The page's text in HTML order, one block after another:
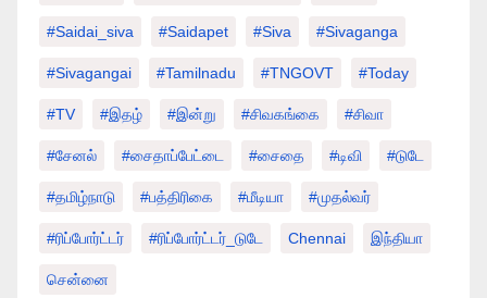
#saidai_siva #saidapet #Siva #Sivaganga
#sivagangai #tamilnadu #TNGOVT #today
#TV #இதழ் #இன்று #சிவகங்கை #சிவா
#சேனல் #சைதாப்பேட்டை #சைதை #டிவி #டுடே
#தமிழ்நாடு #பத்திரிகை #மீடியா #முதல்வர்
#ரிப்போர்ட்டர் #ரிப்போர்ட்டர்_டுடே Chennai இந்தியா
சென்னை